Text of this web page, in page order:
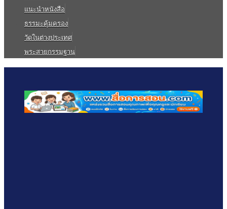
แนะนำหนังสือ
ธรรมะคุ้มครอง
วัดในต่างประเทศ
พระสายกรรมฐาน